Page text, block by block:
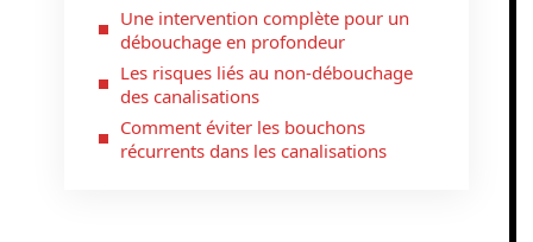
Une intervention complète pour un
débouchage en profondeur
Les risques liés au non-débouchage
des canalisations
Comment éviter les bouchons
récurrents dans les canalisations